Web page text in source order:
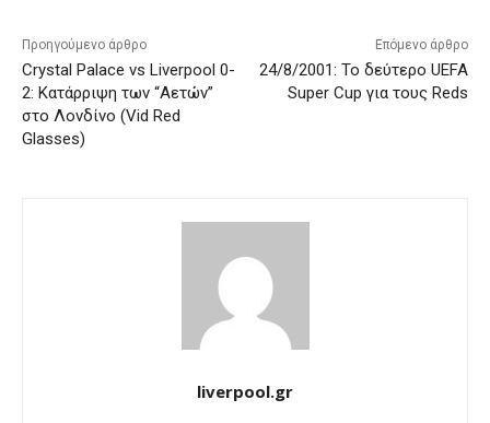
Προηγούμενο άρθρο
Crystal Palace vs Liverpool 0-
2: Κατάρριψη των “Αετών”
στο Λονδίνο (Vid Red
Glasses)
Επόμενο άρθρο
24/8/2001: Το δεύτερο UEFA
Super Cup για τους Reds
liverpool.gr